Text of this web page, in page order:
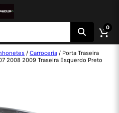
0
/ Carroceria / Porta Traseira
2008 2009 Traseira Esquerdo Preto